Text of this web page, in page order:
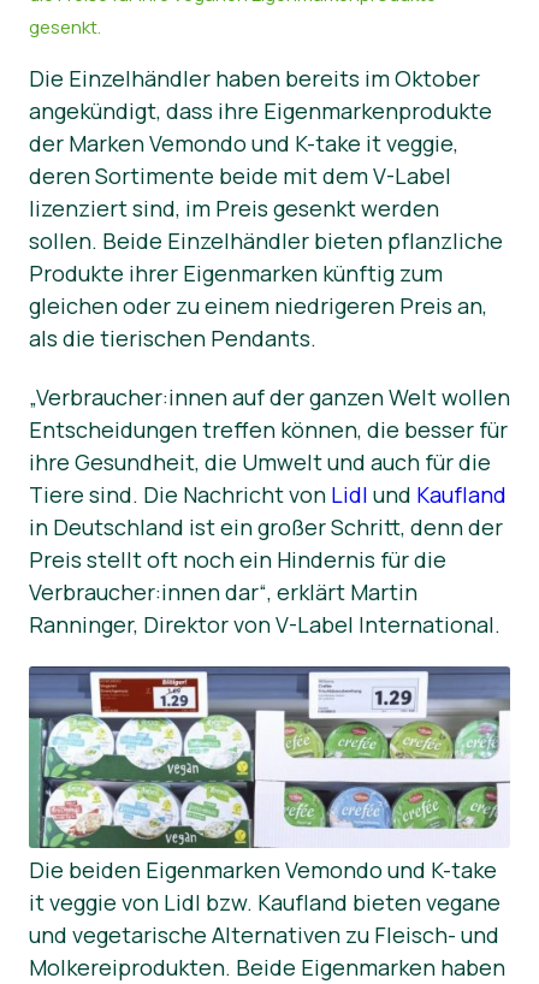
News
gesenkt.
Die Einzelhändler haben bereits im Oktober
angekündigt, dass ihre Eigenmarkenprodukte
der Marken Vemondo und K-take it veggie,
deren Sortimente beide mit dem V-Label
lizenziert sind, im Preis gesenkt werden
sollen. Beide Einzelhändler bieten pflanzliche
Produkte ihrer Eigenmarken künftig zum
gleichen oder zu einem niedrigeren Preis an,
als die tierischen Pendants.
„Verbraucher:innen auf der ganzen Welt wollen
Entscheidungen treffen können, die besser für
ihre Gesundheit, die Umwelt und auch für die
Tiere sind. Die Nachricht von Lidl und Kaufland
in Deutschland ist ein großer Schritt, denn der
Preis stellt oft noch ein Hindernis für die
Verbraucher:innen dar“, erklärt Martin
Ranninger, Direktor von V-Label International.
Die beiden Eigenmarken Vemondo und K-take
it veggie von Lidl bzw. Kaufland bieten vegane
und vegetarische Alternativen zu Fleisch- und
Molkereiprodukten. Beide Eigenmarken haben